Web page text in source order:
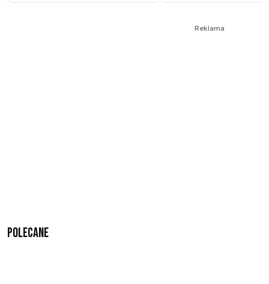
Reklama
Polecane